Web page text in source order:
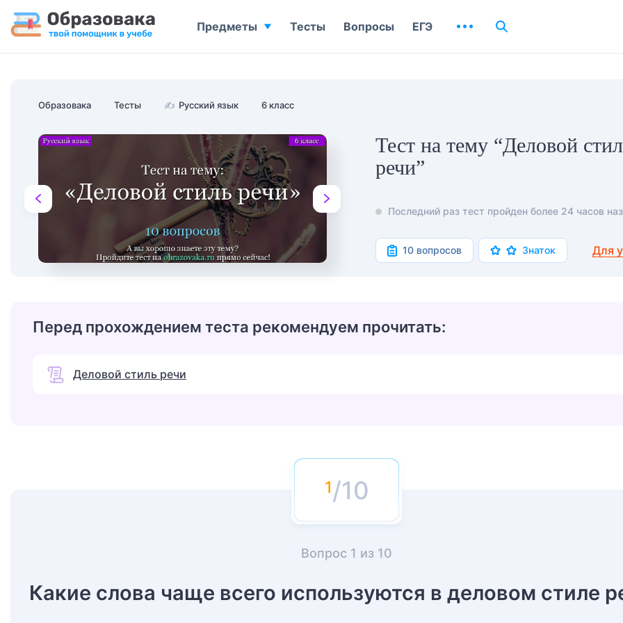
Образовака Тесты ✍ Русский язык 6 класс
Тест на тему “Деловой
речи”
Последний раз тест пройден более 24 часов
10 вопросов Знаток Для
Перед прохождением теста рекомендуем прочитать:
Деловой стиль речи
/10
Вопрос 1 из 10
Какие слова чаще всего используются в деловом стиле
Предметы Тесты Вопросы ЕГЭ